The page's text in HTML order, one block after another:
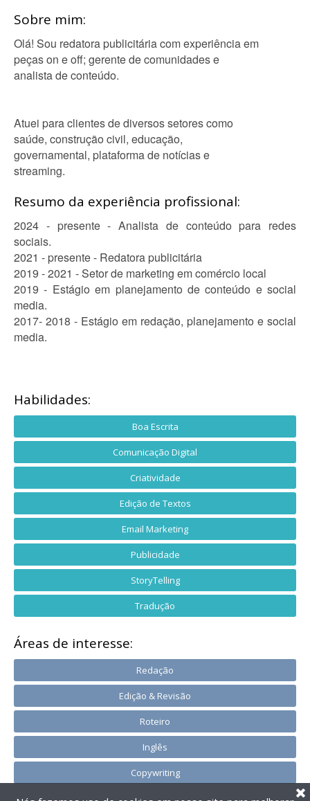
Sobre mim:
Olá! Sou redatora publicitária com experiência em
peças on e off; gerente de comunidades e
analista de conteúdo.
Atuei para clientes de diversos setores como
saúde, construção civil, educação,
governamental, plataforma de notícias e
streaming.
Resumo da experiência profissional:
2024 - presente - Analista de conteúdo para redes
sociais.
2021 - presente - Redatora publicitária
2019 - 2021 - Setor de marketing em comércio local
2019 - Estágio em planejamento de conteúdo e social
media.
2017- 2018 - Estágio em redação, planejamento e social
media.
Habilidades:
Boa Escrita
Comunicação Digital
Criatividade
Edição de Textos
Email Marketing
Publicidade
StoryTelling
Tradução
Áreas de interesse:
Redação
Edição & Revisão
Roteiro
Inglês
Copywriting